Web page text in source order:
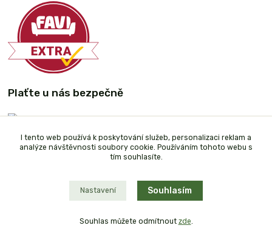
Plaťte u nás bezpečně
I tento web používá k poskytování služeb, personalizaci reklam a
analýze návštěvnosti soubory cookie. Používáním tohoto webu s
tím souhlasíte.
Nastavení Souhlasím
Souhlas můžete odmítnout zde